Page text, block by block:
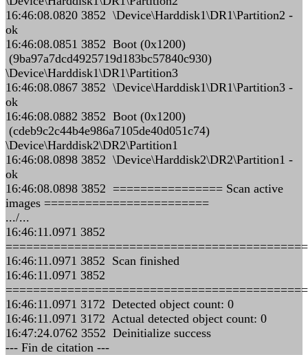
16:46:08.0820 3852 \Device\Harddisk1\DR1\Partition2 -
ok
16:46:08.0851 3852 Boot (0x1200)
(9ba97a7dcd4925719d183bc57840c930)
\Device\Harddisk1\DR1\Partition3
16:46:08.0867 3852 \Device\Harddisk1\DR1\Partition3 -
ok
16:46:08.0882 3852 Boot (0x1200)
(cdeb9c2c44b4e986a7105de40d051c74)
\Device\Harddisk2\DR2\Partition1
16:46:08.0898 3852 \Device\Harddisk2\DR2\Partition1 -
ok
16:46:08.0898 3852 ================ Scan active
images ========================
.../...
16:46:11.0971 3852
16:46:11.0971 3852 Scan finished
16:46:11.0971 3852
16:46:11.0971 3172 Detected object count: 0
16:46:11.0971 3172 Actual detected object count: 0
16:47:24.0762 3552 Deinitialize success
--- Fin de citation ---